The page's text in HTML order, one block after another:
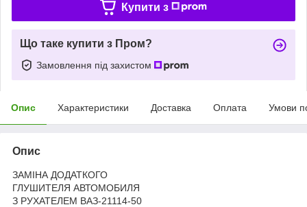
Купити з
Що таке купити з Пром?
Замовлення під захистом
Опис Характеристики Доставка Оплата Умови
Опис
ЗАМІНА ДОДАТКОГО
ГЛУШИТЕЛЯ АВТОМОБИЛЯ
З РУХАТЕЛЕМ ВАЗ-21114-50